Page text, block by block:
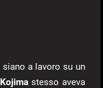
siano a lavoro su un
Kojimastesso aveva